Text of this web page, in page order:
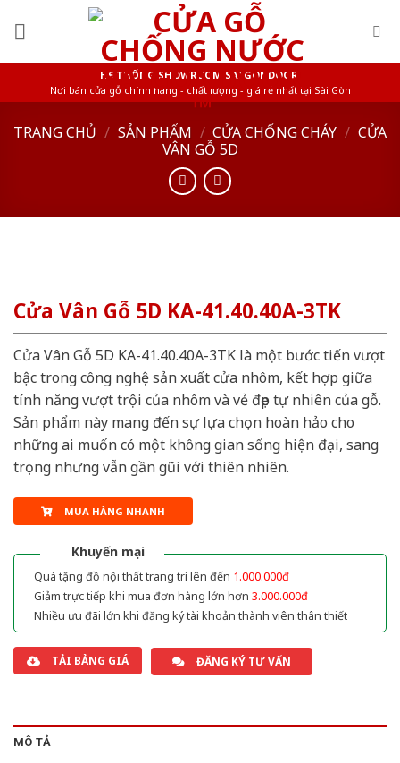
HỆ THỐNG SHOWROOM SAIGONDOOR
Nơi bán cửa gỗ chính hãng - chất lượng - giá rẻ nhất tại Sài Gòn
TRANG CHỦ / SẢN PHẨM / CỬA CHỐNG CHÁY / CỬA
VÂN GỖ 5D
Cửa Vân Gỗ 5D KA-41.40.40A-3TK
Cửa Vân Gỗ 5D KA-41.40.40A-3TK là một bước tiến vượt
bậc trong công nghệ sản xuất cửa nhôm, kết hợp giữa
tính năng vượt trội của nhôm và vẻ đẹp tự nhiên của gỗ.
Sản phẩm này mang đến sự lựa chọn hoàn hảo cho
những ai muốn có một không gian sống hiện đại, sang
trọng nhưng vẫn gần gũi với thiên nhiên.
MUA HÀNG NHANH
Khuyến mại
Quà tặng đồ nội thất trang trí lên đến 1.000.000đ
Giảm trực tiếp khi mua đơn hàng lớn hơn 3.000.000đ
Nhiều ưu đãi lớn khi đăng ký tài khoản thành viên thân thiết
TẢI BẢNG GIÁ ĐĂNG KÝ TƯ VẤN
MÔ TẢ